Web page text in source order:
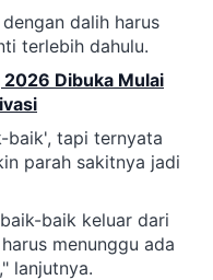
dalih harus
terlebih dahulu.
2026 Dibuka Mulai
baik', tapi ternyata
parah sakitnya jadi
baik keluar dari
menunggu ada
lanjutnya.